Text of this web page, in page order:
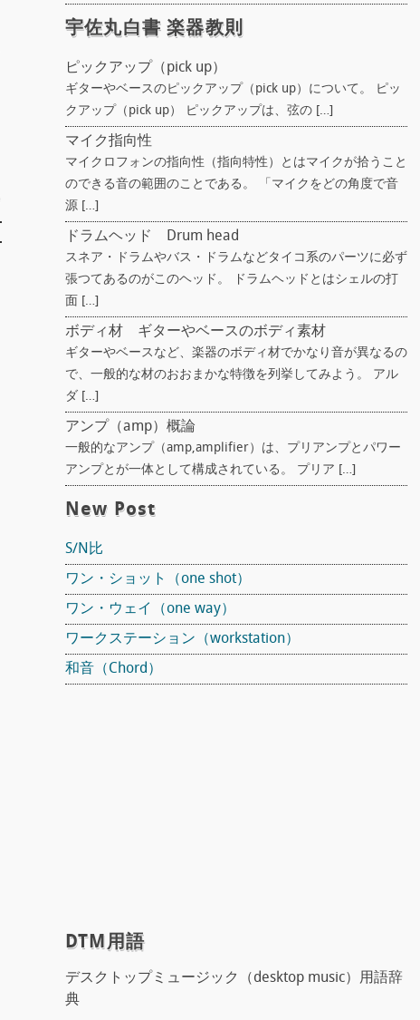
宇佐丸白書 楽器教則
ピックアップ（pick up）
ギターやベースのピックアップ（pick up）について。 ピッ
クアップ（pick up） ピックアップは、弦の […]
マイク指向性
マイクロフォンの指向性（指向特性）とはマイクが拾うこと
のできる音の範囲のことである。 「マイクをどの角度で音
源 […]
ドラムヘッド Drum head
スネア・ドラムやバス・ドラムなどタイコ系のパーツに必ず
張つてあるのがこのヘッド。 ドラムヘッドとはシェルの打
面 […]
ボディ材 ギターやベースのボディ素材
ギターやベースなど、楽器のボディ材でかなり音が異なるの
で、一般的な材のおおまかな特徴を列挙してみよう。 アル
ダ […]
アンプ（amp）概論
一般的なアンプ（amp,amplifier）は、プリアンプとパワー
アンプとが一体として構成されている。 プリア […]
New Post
S/N比
ワン・ショット（one shot）
ワン・ウェイ（one way）
ワークステーション（workstation）
和音（Chord）
DTM用語
デスクトップミュージック（desktop music）用語辞
典